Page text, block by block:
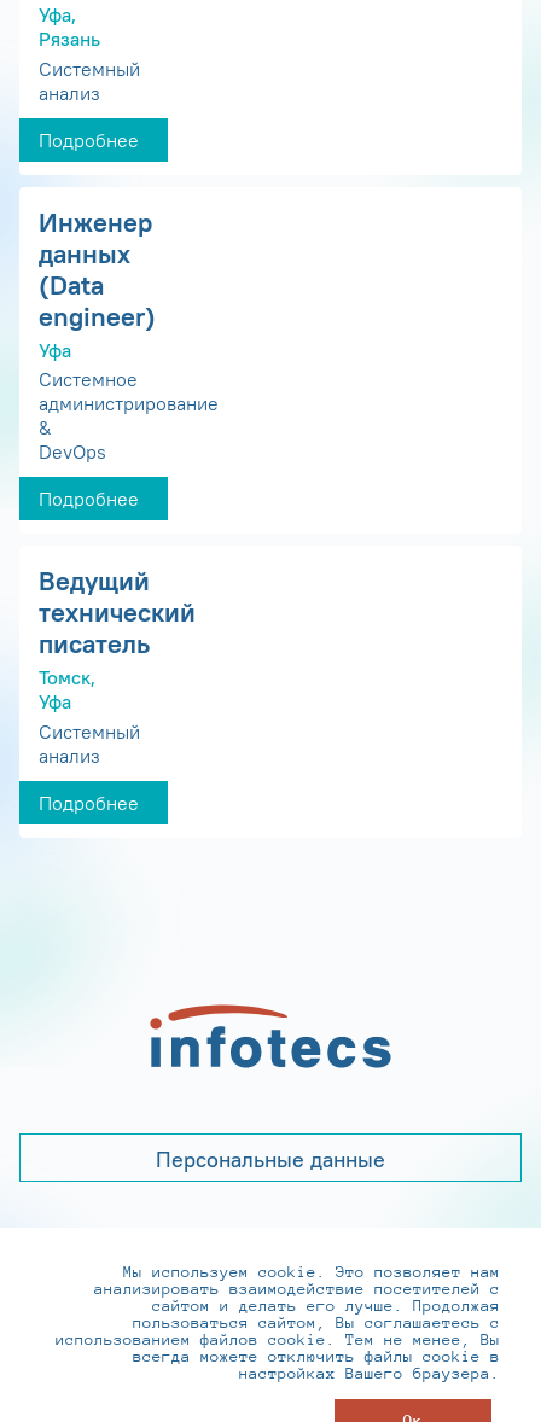
Уфа,
Рязань
Системный
анализ
Подробнее
Инженер
данных
(Data
engineer)
Уфа
Системное
администрирование
&
DevOps
Подробнее
Ведущий
технический
писатель
Томск,
Уфа
Системный
анализ
Подробнее
Персональные данные
+7 (495) 737-6192, 8-800-250-0-260
practice@infotecs.ru,hr@infotecs.ru
127273, г. Москва, Отрадная ул., 2Б строение 1
Мы используем cookie. Это позволяет нам
анализировать взаимодействие посетителей с
сайтом и делать его лучше. Продолжая
пользоваться сайтом, Вы соглашаетесь с
использованием файлов cookie. Тем не менее, Вы
всегда можете отключить файлы cookie в
настройках Вашего браузера.